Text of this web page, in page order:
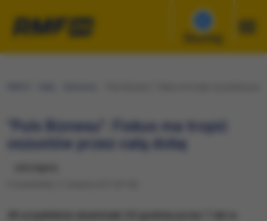
Słuchaj
"Puls Biznesu": Fiskus ma tropić
oszustów przez całą dobę